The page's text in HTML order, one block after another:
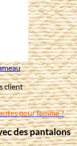
client
pour femme ?
des pantalons